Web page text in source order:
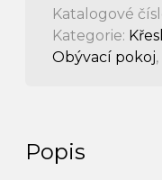
Katalogové
Kategorie:
Obývací pokoj,
Popis